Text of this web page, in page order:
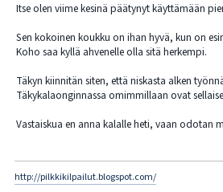
Itse olen viime kesinä päätynyt käyttämään
Sen kokoinen koukku on ihan hyvä, kun on
Koho saa kyllä ahvenelle olla sitä herkempi.
Täkyn kiinnitän siten, että niskasta alken
Täkykalaonginnassa omimmillaan ovat
Vastaiskua en anna kalalle heti, vaan odotan
http://pilkkikilpailut.blogspot.com/